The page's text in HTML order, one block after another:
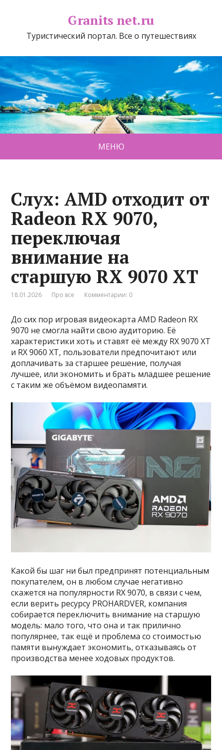
Granits net.ru
Туристический портал. Все о путешествиях
МЕНЮ
Слух: AMD отходит от
Radeon RX 9070,
переключая
внимание на
старшую RX 9070 XT
18.01.2026 Про все Комментарии: 0
До сих пор игровая видеокарта AMD Radeon RX
9070 не смогла найти свою аудиторию. Её
характеристики хоть и ставят её между RX 9070 XT
и RX 9060 XT, пользователи предпочитают или
доплачивать за старшее решение, получая
лучшее, или экономить и брать младшее решение
с таким же объёмом видеопамяти.
Какой бы шаг ни был предпринят потенциальным
покупателем, он в любом случае негативно
скажется на популярности RX 9070, в связи с чем,
если верить ресурсу PROHARDVER, компания
собирается переключить внимание на старшую
модель: мало того, что она и так прилично
популярнее, так ещё и проблема со стоимостью
памяти вынуждает экономить, отказываясь от
производства менее ходовых продуктов.